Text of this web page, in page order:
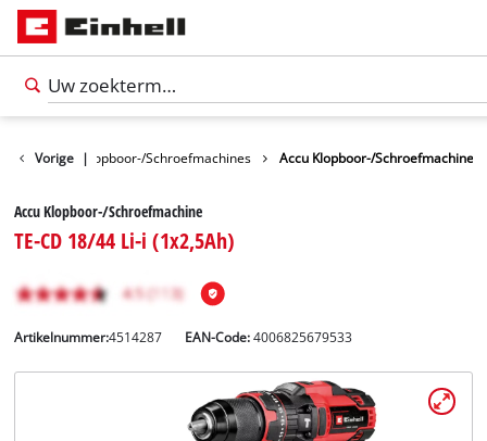
Vorige |Klopboor-/Schroefmachines Accu Klopboor-/Schroefmachine
Accu Klopboor-/Schroefmachine
TE-CD 18/44 Li-i (1x2,5Ah)
Artikelnummer:4514287 EAN-Code:4006825679533